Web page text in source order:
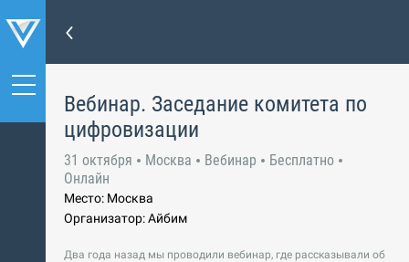
Вебинар. Заседание комитета по
цифровизации
31 октября Москва Вебинар
Бесплатно
Онлайн
Место: Москва
Организатор: Айбим
Два года назад мы проводили вебинар, где рассказывали об